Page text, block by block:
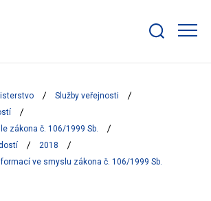
bar
Služby veřejnosti
zákona č. 106/1999 Sb.
2018
ve smyslu zákona č. 106/1999 Sb.